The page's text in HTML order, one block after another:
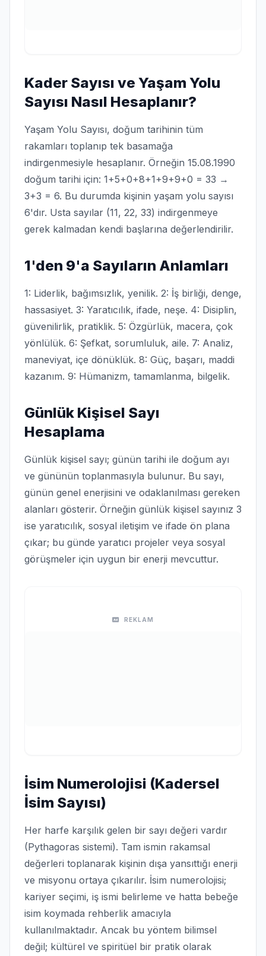
Kader Sayısı ve Yaşam Yolu
Sayısı Nasıl Hesaplanır?
Yaşam Yolu Sayısı, doğum tarihinin tüm
rakamları toplanıp tek basamağa
indirgenmesiyle hesaplanır. Örneğin 15.08.1990
doğum tarihi için: 1+5+0+8+1+9+9+0 = 33 →
3+3 = 6. Bu durumda kişinin yaşam yolu sayısı
6'dır. Usta sayılar (11, 22, 33) indirgenmeye
gerek kalmadan kendi başlarına değerlendirilir.
1'den 9'a Sayıların Anlamları
1: Liderlik, bağımsızlık, yenilik. 2: İş birliği, denge,
hassasiyet. 3: Yaratıcılık, ifade, neşe. 4: Disiplin,
güvenilirlik, pratiklik. 5: Özgürlük, macera, çok
yönlülük. 6: Şefkat, sorumluluk, aile. 7: Analiz,
maneviyat, içe dönüklük. 8: Güç, başarı, maddi
kazanım. 9: Hümanizm, tamamlanma, bilgelik.
Günlük Kişisel Sayı
Hesaplama
Günlük kişisel sayı; günün tarihi ile doğum ayı
ve gününün toplanmasıyla bulunur. Bu sayı,
günün genel enerjisini ve odaklanılması gereken
alanları gösterir. Örneğin günlük kişisel sayınız 3
ise yaratıcılık, sosyal iletişim ve ifade ön plana
çıkar; bu günde yaratıcı projeler veya sosyal
görüşmeler için uygun bir enerji mevcuttur.
REKLAM
İsim Numerolojisi (Kadersel
İsim Sayısı)
Her harfe karşılık gelen bir sayı değeri vardır
(Pythagoras sistemi). Tam ismin rakamsal
değerleri toplanarak kişinin dışa yansıttığı enerji
ve misyonu ortaya çıkarılır. İsim numerolojisi;
kariyer seçimi, iş ismi belirleme ve hatta bebeğe
isim koymada rehberlik amacıyla
kullanılmaktadır. Ancak bu yöntem bilimsel
değil; kültürel ve spiritüel bir pratik olarak